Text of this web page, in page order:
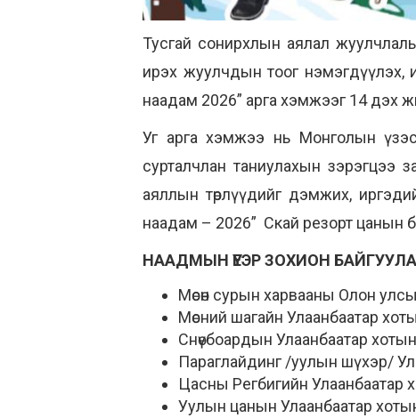
Тусгай сонирхлын аялал
ирэх жуулчдын тоог нэмэгдүүлэх,
наадам 2026” арга хэмжээг 14 дэх
Уг арга хэмжээ нь Монголын
сурталчлан таниулахын зэрэгцээ
аяллын төрлүүдийг дэмжих,
наадам – 2026” Скай резорт цанын
НААДМЫН ҮЕЭР ЗОХИОН
Мөсөн сурын харвааны Олон
Мөсний шагайн Улаанбаатар
Снөүбоардын Улаанбаатар
Параглайдинг /уулын шүхэр/
Цасны Регбигийн Улаанбаатар
Уулын цанын Улаанбаатар